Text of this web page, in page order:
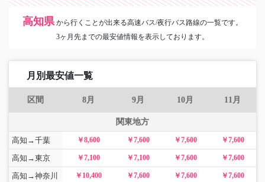
高知県 から行くことが出来る高速バス/夜行バス路線の一覧です。
3ヶ月先までの最安値情報を表示しております。
月別最安値一覧
区間 8月 9月 10月 11月
関東地方
高知→千葉 ￥8,600 ￥7,600 ￥7,600 ￥7,600
高知→東京 ￥7,100 ￥7,100 ￥7,600 ￥7,600
高知→神奈川 ￥10,400 ￥7,600 ￥7,600 ￥7,600